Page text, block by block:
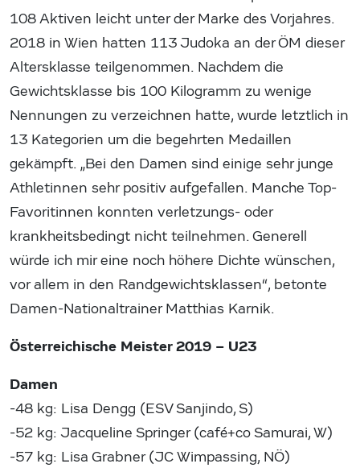
108 Aktiven leicht unter der Marke des Vorjahres.
2018 in Wien hatten 113 Judoka an der ÖM dieser
Altersklasse teilgenommen. Nachdem die
Gewichtsklasse bis 100 Kilogramm zu wenige
Nennungen zu verzeichnen hatte, wurde letztlich in
13 Kategorien um die begehrten Medaillen
gekämpft. „Bei den Damen sind einige sehr junge
Athletinnen sehr positiv aufgefallen. Manche Top-
Favoritinnen konnten verletzungs- oder
krankheitsbedingt nicht teilnehmen. Generell
würde ich mir eine noch höhere Dichte wünschen,
vor allem in den Randgewichtsklassen“, betonte
Damen-Nationaltrainer Matthias Karnik.
Österreichische Meister 2019 – U23
Damen
-48 kg: Lisa Dengg (ESV Sanjindo, S)
-52 kg: Jacqueline Springer (café+co Samurai, W)
-57 kg: Lisa Grabner (JC Wimpassing, NÖ)